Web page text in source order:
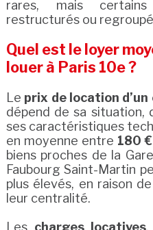
rares, mais
restructurés ou
Quel est le loyer
louer à Paris 10e ?
Le prix de location
dépend de sa situation,
ses caractéristiques
en moyenne entre 180
biens proches de la
Faubourg Saint-Martin
plus élevés, en raison
leur centralité.
Les charges locatives,